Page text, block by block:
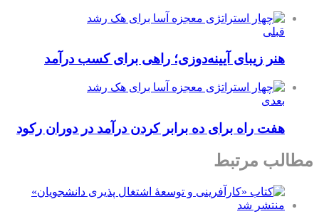
قبلی
هنر زیبای آیینه‌دوزی؛ راهی برای کسب درآمد
بعدی
هفت راه برای ده برابر کردن درآمد در دوران رکود
مطالب مرتبط